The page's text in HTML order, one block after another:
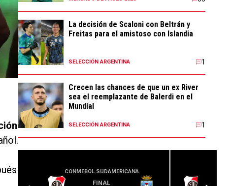
La decisión de Scaloni con Beltrán y
Freitas para el amistoso con Islandia
SELECCIÓN ARGENTINA 1
Crecen las chances de que un ex River
sea el reemplazante de Balerdi en el
Mundial
SELECCIÓN ARGENTINA 1
CONMEBOL SUDAMERICANA
FINAL